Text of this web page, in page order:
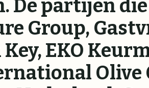
De partijen
Group,
Key, EKO